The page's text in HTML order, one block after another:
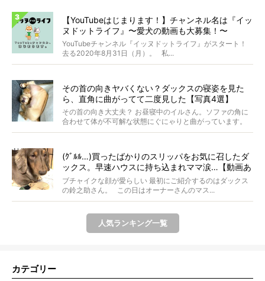
【YouTubeはじまります！】チャンネル名は『イッ
ヌドットライフ』〜愛犬の動画も大募集！〜
YouTubeチャンネル『イッヌドットライフ』がスタート！
去る2020年8月31日（月）。 私...
その首の向きヤバくない？ダックスの寝姿を見た
ら、直角に曲がってて二度見した【写真4選】
その首の向き大丈夫？ お昼寝中のイルさん。ソファの角に
合わせて体が不可解な状態にぐにゃりと曲がっています。
&...
(ｸﾞﾙﾙ…)買ったばかりのスリッパをお気に召したダ
ックス。早速ハウスに持ち込まれママ涙…【動画あ
り】
ブチャイクな顔が愛らしい 最初にご紹介するのはダックス
の鈴之助さん。 この日はオーナーさんのマス...
人気ランキング一覧
カテゴリー